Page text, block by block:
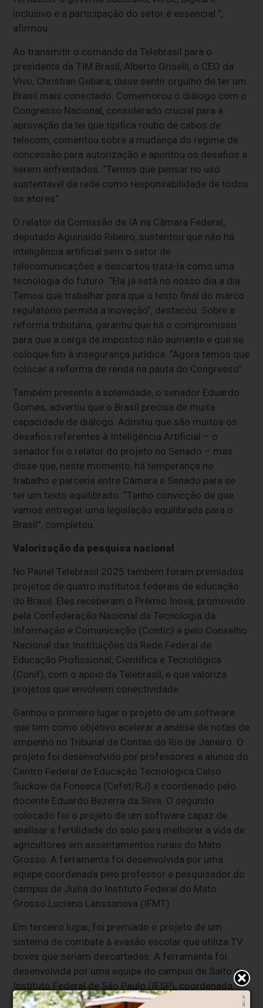
inclusivo e a participação do setor é essencial ",
afirmou.
Ao transmitir o comando da Telebrasil para o
presidente da TIM Brasil, Alberto Griselli, o CEO da
Vivo, Christian Gebara, disse sentir orgulho de ter um
Brasil mais conectado. Comemorou o diálogo com o
Congresso Nacional, considerado crucial para a
aprovação da lei que tipifica roubo de cabos de
telecom, comentou sobre a mudança do regime de
concessão para autorização e apontou os desafios a
serem enfrentados. “Temos que pensar no uso
sustentável da rede como responsabilidade de todos
os atores”.
O relator da Comissão de IA na Câmara Federal,
deputado Aguinaldo Ribeiro, sustentou que não há
inteligência artificial sem o setor de
telecomunicações e descartou tratá-la como uma
tecnologia do futuro. “Ela já está no nosso dia a dia.
Temos que trabalhar para que o texto final do marco
regulatório permita a inovação”, destacou. Sobre a
reforma tributária, garantiu que há o compromisso
para que a carga de impostos não aumente e que se
coloque fim à insegurança jurídica. “Agora temos que
colocar a reforma de renda na pauta do Congresso”.
Também presente à solenidade, o senador Eduardo
Gomes, advertiu que o Brasil precisa de muita
capacidade de diálogo. Admitiu que são muitos os
desafios referentes à Inteligência Artificial – o
senador foi o relator do projeto no Senado – mas
disse que, neste momento, há temperança no
trabalho e parceria entre Câmara e Senado para se
ter um texto equilibrado. “Tenho convicção de que
vamos entregar uma legislação equilibrada para o
Brasil”, completou.
Valorização da pesquisa nacional
No Painel Telebrasil 2025 também foram premiados
projetos de quatro institutos federais de educação
do Brasil. Eles receberam o Prêmio Inova, promovido
pela Confederação Nacional da Tecnologia da
Informação e Comunicação (Contic) e pelo Conselho
Nacional das Instituições da Rede Federal de
Educação Profissional, Científica e Tecnológica
(Conif), com o apoio da Telebrasil, e que valoriza
projetos que envolvem conectividade.
Ganhou o primeiro lugar o projeto de um software
que tem como objetivo acelerar a análise de notas de
empenho no Tribunal de Contas do Rio de Janeiro. O
projeto foi desenvolvido por professores e alunos do
Centro Federal de Educação Tecnológica Celso
Suckow da Fonseca (Cefet/RJ) e coordenado pelo
docente Eduardo Bezerra da Silva. O segundo
colocado foi o projeto de um software capaz de
analisar a fertilidade do solo para melhorar a vida de
agricultores em assentamentos rurais do Mato
Grosso. A ferramenta foi desenvolvida por uma
equipe coordenada pelo professor e pesquisador do
campus de Juína do Instituto Federal do Mato
Grosso Luciano Lanssanova (IFMT).
Em terceiro lugar, foi premiado o projeto de um
sistema de combate à evasão escolar que utiliza TV
boxes que seriam descartadas. A ferramenta foi
desenvolvida por uma equipe do campus de Salto do
Instituto Federal de São Paulo (IFSP), coordenada
pelo professor Luís Henrique Sacchi. Já o projeto do